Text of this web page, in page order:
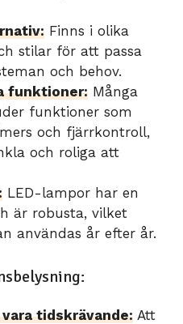
Finns i olika
stilar för att passa
och behov.
funktioner: Många
funktioner som
och fjärrkontroll,
och roliga att
LED-lampor har en
är robusta, vilket
användas år efter år.
tidskrävande: Att